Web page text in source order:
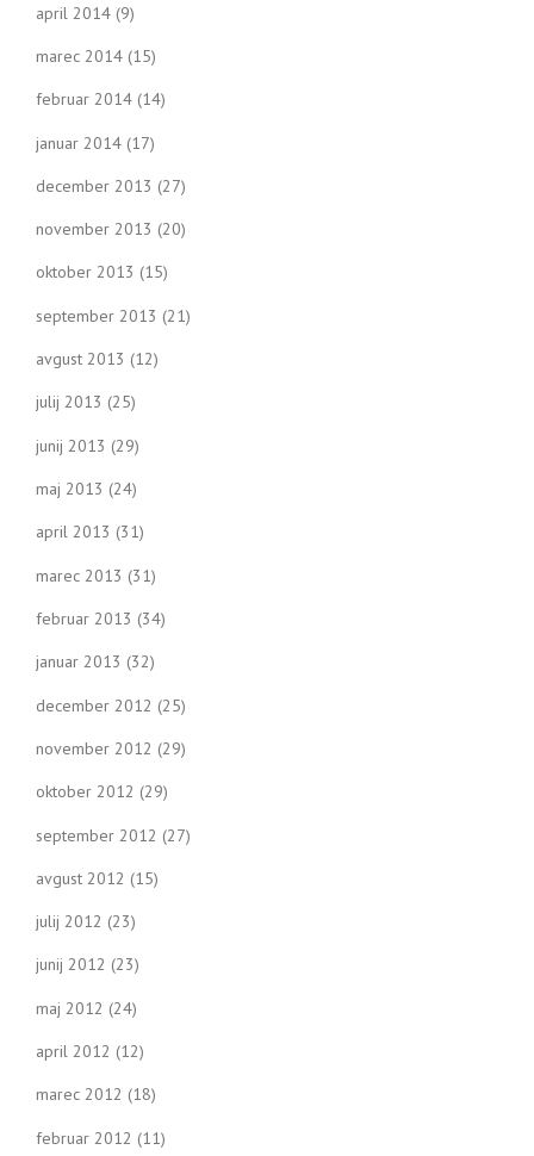
april 2014 (9)
marec 2014 (15)
februar 2014 (14)
januar 2014 (17)
december 2013 (27)
november 2013 (20)
oktober 2013 (15)
september 2013 (21)
avgust 2013 (12)
julij 2013 (25)
junij 2013 (29)
maj 2013 (24)
april 2013 (31)
marec 2013 (31)
februar 2013 (34)
januar 2013 (32)
december 2012 (25)
november 2012 (29)
oktober 2012 (29)
september 2012 (27)
avgust 2012 (15)
julij 2012 (23)
junij 2012 (23)
maj 2012 (24)
april 2012 (12)
marec 2012 (18)
februar 2012 (11)